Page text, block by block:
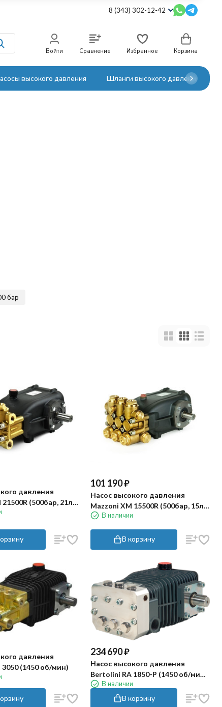
8 (343) 302-12-42
Войти Сравнение Избранное Корзина
высокого давления Шланги высокого давления
бар
давления
(500бар, 21л/
101 190₽
Насос высокого давления
Mazzoni XM 15500R (500бар, 15л/
мин)В наличии
В корзину
давления
(1450 об/мин)
234 690₽
Насос высокого давления
Bertolini RA 1850-P (1450 об/мин,
сталь 316)
В наличии
В корзину